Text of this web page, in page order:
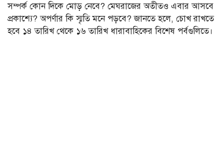
সম্পর্ক কোন দিকে মোড় নেবে? মেঘরাজের অতীতও এবার আসবে
প্রকাশ্যে? অপর্ণার কি স্মৃতি মনে পড়বে? জানতে হলে, চোখ রাখতে
হবে ১৪ তারিখ থেকে ১৬ তারিখ ধারাবাহিকের বিশেষ পর্বগুলিতে।